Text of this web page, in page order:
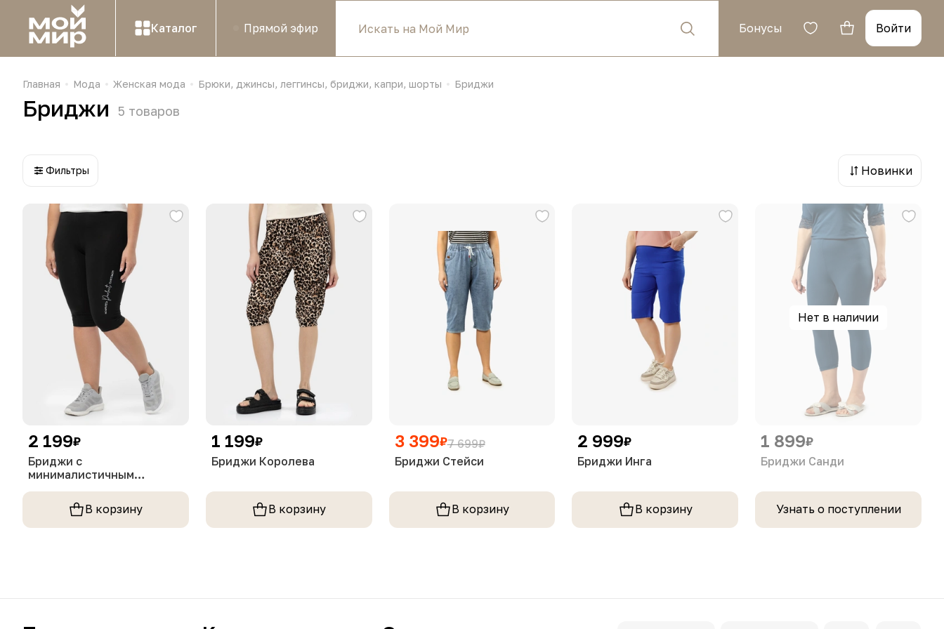
Каталог Прямой эфир Бонусы Войти
Главная Мода Женская мода Брюки, джинсы, леггинсы, бриджи, капри, шорты Бриджи
Бриджи 5 товаров
Фильтры Новинки
2 199₽
Бриджи с
минималистичным
В корзину
1 199₽
Бриджи Королева
В корзину
3 399₽7 699₽
Бриджи Стейси
В корзину
2 999₽
Бриджи Инга
В корзину
Нет в наличии
1 899₽
Бриджи Санди
Узнать о поступлении